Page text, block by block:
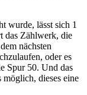
wurde, lässt sich 1
das Zählwerk, die
nächsten
oder es
Spur 50. Und das
dieses eine